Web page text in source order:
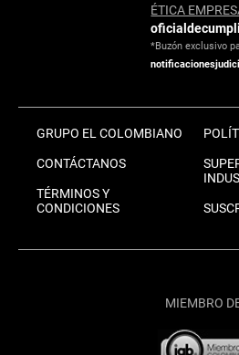
ÉTICA
*Buzón exclusivo
GRUPO EL COLOMBIANO
CONTÁCTANOS
TÉRMINOS Y
CONDICIONES
MIEMBRO